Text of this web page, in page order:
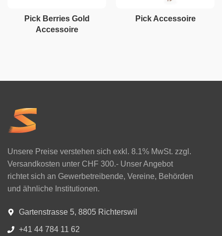
Pick Berries Gold
Accessoire
Pick Accessoire
Unsere Preise verstehen sich exkl. 8.1% MwSt. zzgl.
Versandkosten unter CHF 300.- Unser Angebot
richtet sich an Gewerbetreibende, Vereine, Behörden
und ähnliche Institutionen.
Gartenstrasse 5, 8805 Richterswil
+41 44 784 11 62